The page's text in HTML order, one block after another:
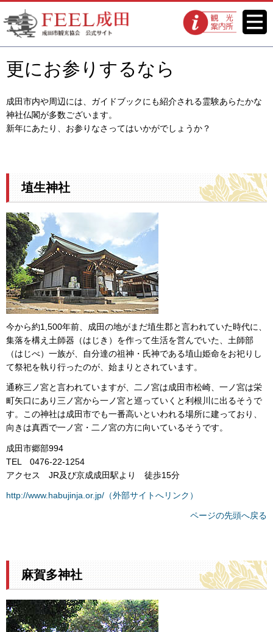
FEEL成田 成田市観光協会 公式
サイト
観光案内所
メニ
ュー
更にお参りするなら
成田市内や周辺には、ガイドブックにも紹介される霊験あらたかな
神社仏閣が多数ございます。
新年にあたり、お参りなさってはいかがでしょうか？
埴生神社
今から約1,500年前、成田の地がまだ埴生郡と言われていた時代に、
集落を構え土師器（はじき）を作って生活を営んでいた、土師部
（はじべ）一族が、自分達の祖神・氏神である埴山姫命をお祀りし
て祭祀を執り行ったのが、始まりとされています。
通称三ノ宮と言われていますが、二ノ宮は成田市松崎、一ノ宮は栄
町矢口にあり三ノ宮から一ノ宮と巡っていくと利根川に出るそうで
す。この神社は成田市でも一番高いといわれる場所に建っており、
向きは真西で一ノ宮・二ノ宮の方に向いているそうです。
成田市郷部994
TEL 0476-22-1254
アクセス JR及び京成成田駅より 徒歩15分
http://www.habujinja.or.jp/（外部サイトへリンク）
ページの先頭へ戻る
麻賀多神社